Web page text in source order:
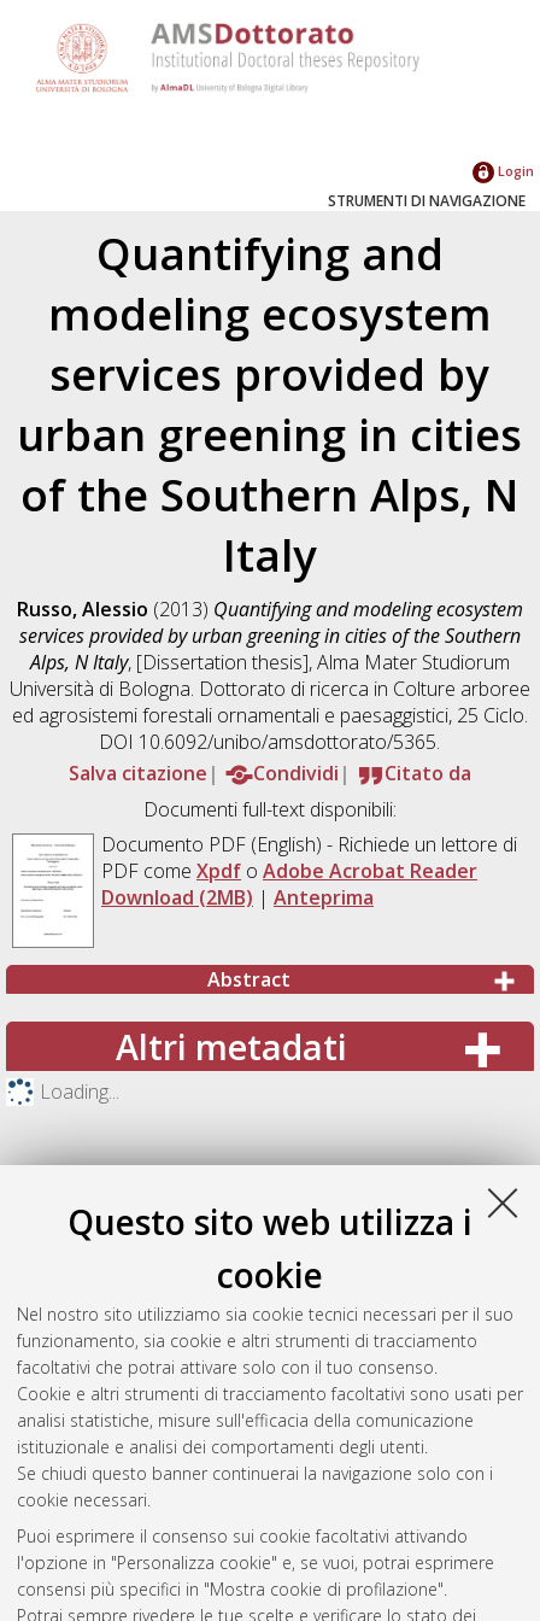
Questo sito web utilizza i
cookie
Nel nostro sito utilizziamo sia cookie tecnici necessari per il suo
funzionamento, sia cookie e altri strumenti di tracciamento
facoltativi che potrai attivare solo con il tuo consenso.
Cookie e altri strumenti di tracciamento facoltativi sono usati per
analisi statistiche, misure sull'efficacia della comunicazione
istituzionale e analisi dei comportamenti degli utenti.
Se chiudi questo banner continuerai la navigazione solo con i
cookie necessari.
Puoi esprimere il consenso sui cookie facoltativi attivando
l'opzione in "Personalizza cookie" e, se vuoi, potrai esprimere
consensi più specifici in "Mostra cookie di profilazione".
Potrai sempre rivedere le tue scelte e verificare lo stato dei
Login
STRUMENTI DI NAVIGAZIONE
Quantifying and
modeling ecosystem
services provided by
urban greening in cities
of the Southern Alps, N
Italy
Russo, Alessio (2013) Quantifying and modeling ecosystem
services provided by urban greening in cities of the Southern
Alps, N Italy, [Dissertation thesis], Alma Mater Studiorum
Università di Bologna. Dottorato di ricerca in Colture arboree
ed agrosistemi forestali ornamentali e paesaggistici, 25 Ciclo.
DOI 10.6092/unibo/amsdottorato/5365.
Salva citazione
Condividi
Citato da
Documenti full-text disponibili:
Documento PDF(English) - Richiede un lettore di
PDF come Xpdfo Adobe Acrobat Reader
Download (2MB) | Anteprima
Abstract
Altri metadati
Loading...
Gestione del documento:
Atom
Rss 1.0
Rss 2.0